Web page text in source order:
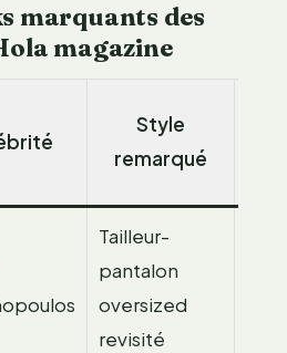
marquants des
magazine
Style
remarqué
Tailleur-
pantalon
oversized
revisité